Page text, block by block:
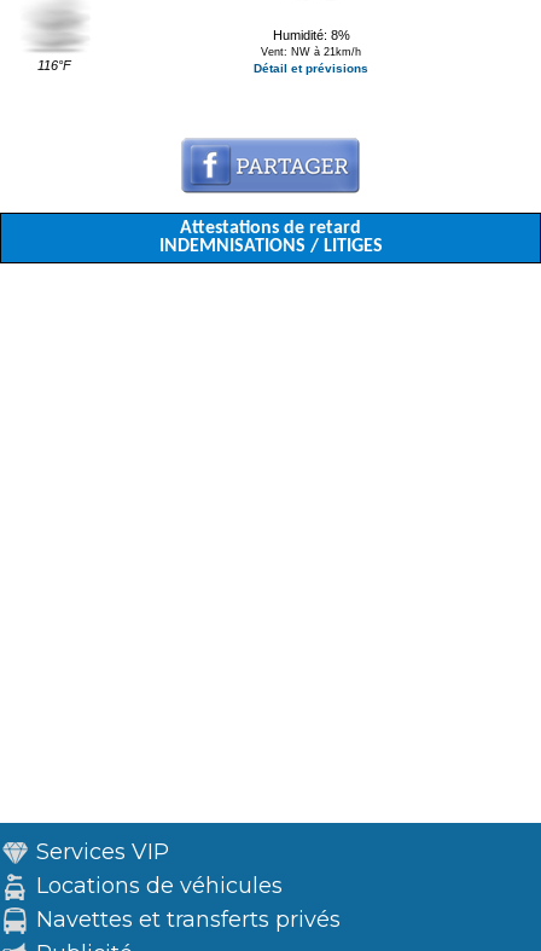
116°F
Humidité: 8%
Vent: NW à 21km/h
Détail et prévisions
Attestations de retard
INDEMNISATIONS / LITIGES
Services VIP
Locations de véhicules
Navettes et transferts privés